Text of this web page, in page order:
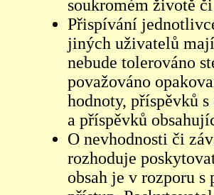
soukromém životě
Přispívání
jiných uživatelů
nebude tolerováno
považováno
hodnoty, příspěvků
a příspěvků
O nevhodnosti či
rozhoduje
obsah je v rozporu